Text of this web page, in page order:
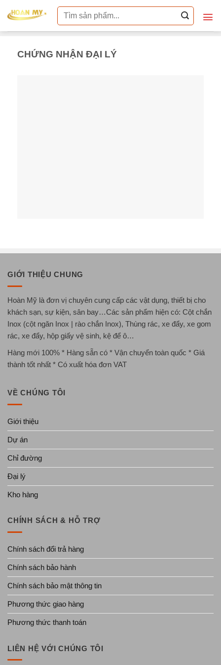
content
Tìm
kiếm:
CHỨNG NHẬN ĐẠI LÝ
GIỚI THIỆU CHUNG
Hoàn Mỹ là đơn vị chuyên cung cấp các vật dụng, thiết bị cho
khách sạn, sự kiện, sân bay…Các sản phẩm hiện có: Cột chắn
Inox (cột ngăn Inox | rào chắn Inox), Thùng rác, xe đẩy, xe gom
rác, xe đẩy, hộp giấy vệ sinh, kệ để ô…
Hàng mới 100% * Hàng sẵn có * Vận chuyển toàn quốc * Giá
thành tốt nhất * Có xuất hóa đơn VAT
VỀ CHÚNG TÔI
Giới thiệu
Dự án
Chỉ đường
Đại lý
Kho hàng
CHÍNH SÁCH & HỖ TRỢ
Chính sách đổi trả hàng
Chính sách bảo hành
Chính sách bảo mật thông tin
Phương thức giao hàng
Phương thức thanh toán
LIÊN HỆ VỚI CHÚNG TÔI